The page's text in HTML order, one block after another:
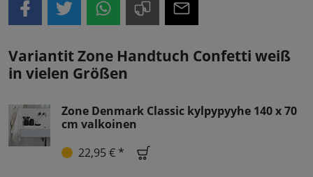
Variantit Zone Handtuch Confetti weiß
in vielen Größen
Zone Denmark Classic kylpypyyhe 140 x 70
cm valkoinen
22,95 € *